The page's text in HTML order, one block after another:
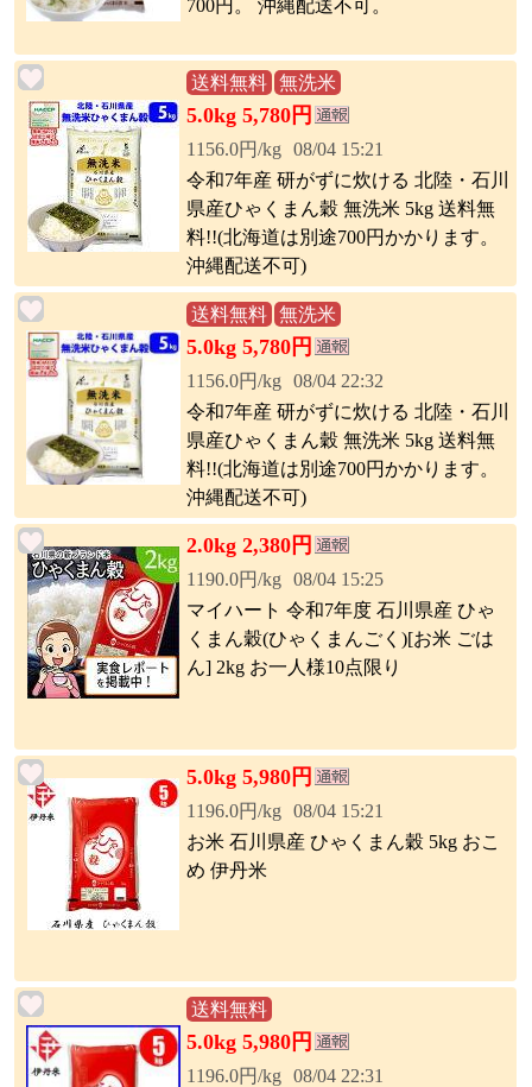
700円。 沖縄配送不可。
送料無料 無洗米
5.0kg 5,780円
1156.0円/kg 08/04 15:21
令和7年産 研がずに炊ける 北陸・石川
県産ひゃくまん穀 無洗米 5kg 送料無
料!!(北海道は別途700円かかります。
沖縄配送不可)
送料無料 無洗米
5.0kg 5,780円
1156.0円/kg 08/04 22:32
令和7年産 研がずに炊ける 北陸・石川
県産ひゃくまん穀 無洗米 5kg 送料無
料!!(北海道は別途700円かかります。
沖縄配送不可)
2.0kg 2,380円
1190.0円/kg 08/04 15:25
マイハート 令和7年度 石川県産 ひゃ
くまん穀(ひゃくまんごく)[お米 ごは
ん] 2kg お一人様10点限り
5.0kg 5,980円
1196.0円/kg 08/04 15:21
お米 石川県産 ひゃくまん穀 5kg おこ
め 伊丹米
送料無料
5.0kg 5,980円
1196.0円/kg 08/04 22:31